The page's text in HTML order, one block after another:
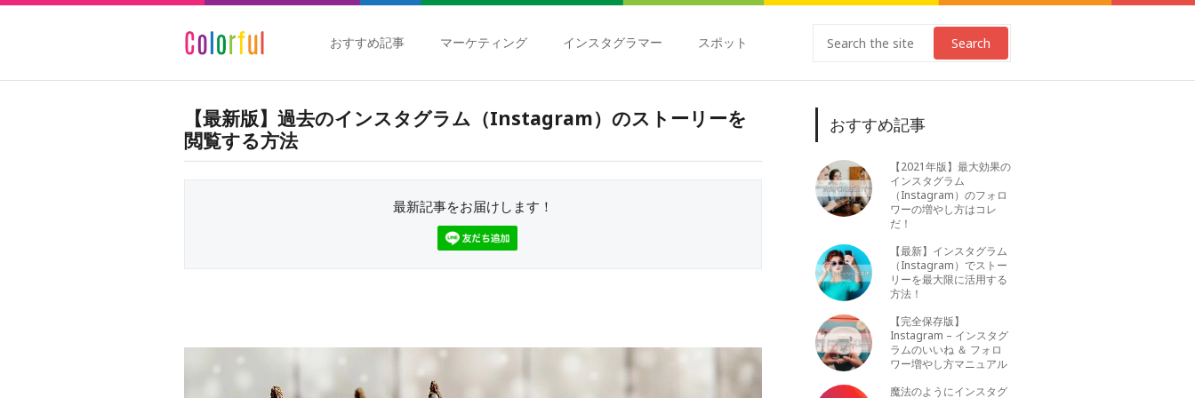
おすすめ記事 マーケティング インスタグラマー スポット Search
【最新版】過去のインスタグラム（Instagram）のストーリーを
閲覧する方法
最新記事をお届けします！
おすすめ記事
【2021年版】最大効果の
インスタグラム
（Instagram）のフォロ
ワーの増やし方はコレ
だ！
【最新】インスタグラム
（Instagram）でストー
リーを最大限に活用する
方法！
【完全保存版】
Instagram – インスタグ
ラムのいいね ＆ フォロ
ワー増やし方マニュアル
魔法のようにインスタグ